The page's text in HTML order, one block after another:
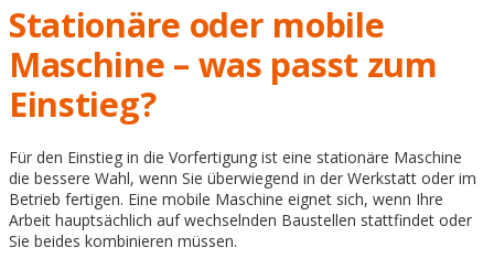
Stationäre oder mobile
Maschine – was passt zum
Einstieg?
Für den Einstieg in die Vorfertigung ist eine stationäre Maschine
die bessere Wahl, wenn Sie überwiegend in der Werkstatt oder im
Betrieb fertigen. Eine mobile Maschine eignet sich, wenn Ihre
Arbeit hauptsächlich auf wechselnden Baustellen stattfindet oder
Sie beides kombinieren müssen.